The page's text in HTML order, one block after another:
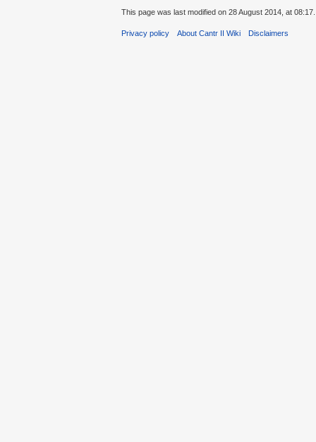
This page was last modified on 28 August 2014, at 08:17.
Privacy policy About Cantr II Wiki Disclaimers